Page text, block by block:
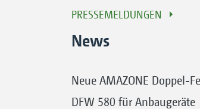
PRESSEMELDUNGEN
News
Neue AMAZONE Doppel-
DFW 580 für Anbaugeräte